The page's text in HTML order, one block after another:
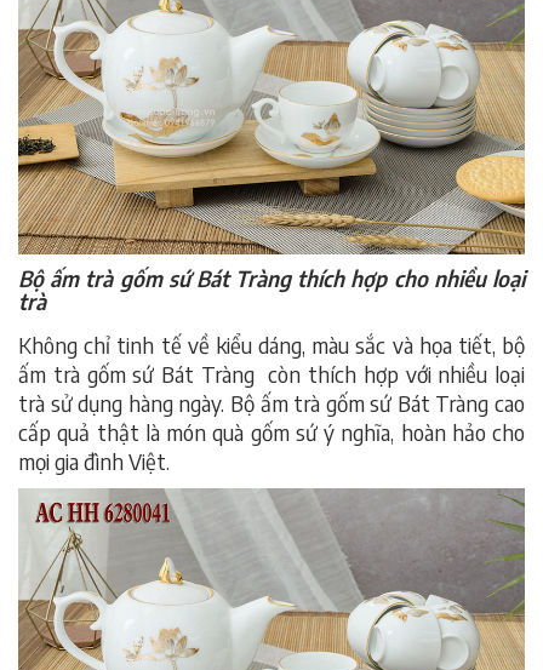
Bộ ấm trà gốm sứ Bát Tràng thích hợp cho nhiều loại
trà
Không chỉ tinh tế về kiểu dáng, màu sắc và họa tiết, bộ
ấm trà gốm sứ Bát Tràng còn thích hợp với nhiều loại
trà sử dụng hàng ngày. Bộ ấm trà gốm sứ Bát Tràng cao
cấp quả thật là món quà gốm sứ ý nghĩa, hoàn hảo cho
mọi gia đình Việt.